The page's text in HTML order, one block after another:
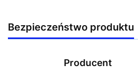
Bezpieczeństwo produktu
Producent